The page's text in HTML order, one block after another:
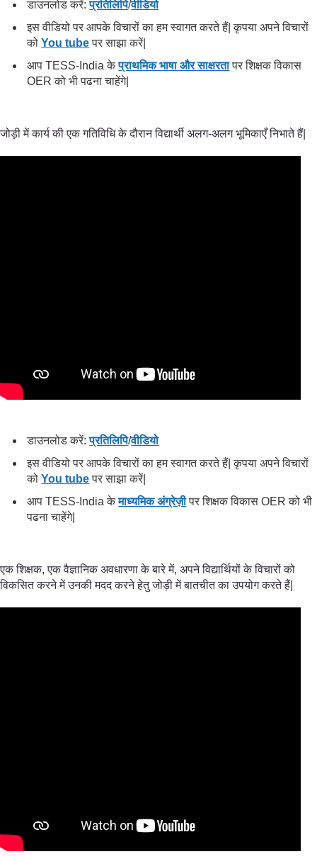
डाउनलोड करें:प्रतिलिपि/वीडियो
इस वीडियो पर आपके विचारों का हम स्वागत करते हैं| कृपया अपने विचारों
कोYou tubeपर साझा करें|
आप TESS-India केप्राथमिक भाषा और साक्षरतापर शिक्षक विकास
OER को भी पढना चाहेंगे|
जोड़ी में कार्य की एक गतिविधि के दौरान विद्यार्थी अलग-अलग भूमिकाएँ निभाते हैं|
डाउनलोड करें:प्रतिलिपि/वीडियो
इस वीडियो पर आपके विचारों का हम स्वागत करते हैं| कृपया अपने विचारों
कोYou tubeपर साझा करें|
आप TESS-India केमाध्यमिक अंग्रेज़ीपर शिक्षक विकास OER को भी
पढना चाहेंगे|
एक शिक्षक, एक वैज्ञानिक अवधारणा के बारे में, अपने विद्यार्थियों के विचारों को
विकसित करने में उनकी मदद करने हेतु जोड़ी में बातचीत का उपयोग करते हैं|